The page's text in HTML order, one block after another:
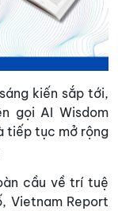
kiến sắp tới,
gọi AI Wisdom
tiếp tục mở rộng
cầu về trí tuệ
Vietnam Report